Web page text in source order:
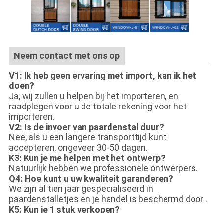
Neem contact met ons op
V1: Ik heb geen ervaring met import, kan ik het
doen?
Ja, wij zullen u helpen bij het importeren, en
raadplegen voor u de totale rekening voor het
importeren.
V2: Is de invoer van paardenstal duur?
Nee, als u een langere transporttijd kunt
accepteren, ongeveer 30-50 dagen.
K3: Kun je me helpen met het ontwerp?
Natuurlijk hebben we professionele ontwerpers.
Q4: Hoe kunt u uw kwaliteit garanderen?
We zijn al tien jaar gespecialiseerd in
paardenstalletjes en je handel is beschermd door .
K5: Kun je 1 stuk verkopen?